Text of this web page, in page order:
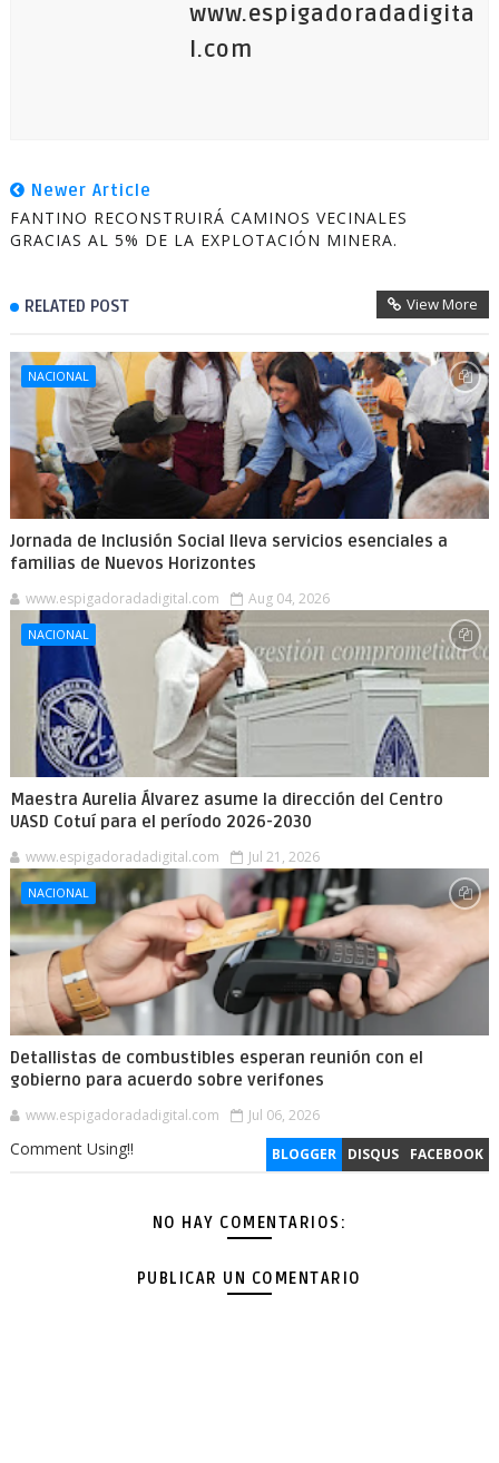
www.espigadoradadigita
l.com
Newer Article
FANTINO RECONSTRUIRÁ CAMINOS VECINALES
GRACIAS AL 5% DE LA EXPLOTACIÓN MINERA.
RELATED POST View More
NACIONAL
Jornada de Inclusión Social lleva servicios esenciales a
familias de Nuevos Horizontes
www.espigadoradadigital.com Aug 04, 2026
NACIONAL
Maestra Aurelia Álvarez asume la dirección del Centro
UASD Cotuí para el período 2026-2030
www.espigadoradadigital.com Jul 21, 2026
NACIONAL
Detallistas de combustibles esperan reunión con el
gobierno para acuerdo sobre verifones
www.espigadoradadigital.com Jul 06, 2026
BLOGGER DISQUS FACEBOOK
Comment Using!!
NO HAY COMENTARIOS:
PUBLICAR UN COMENTARIO